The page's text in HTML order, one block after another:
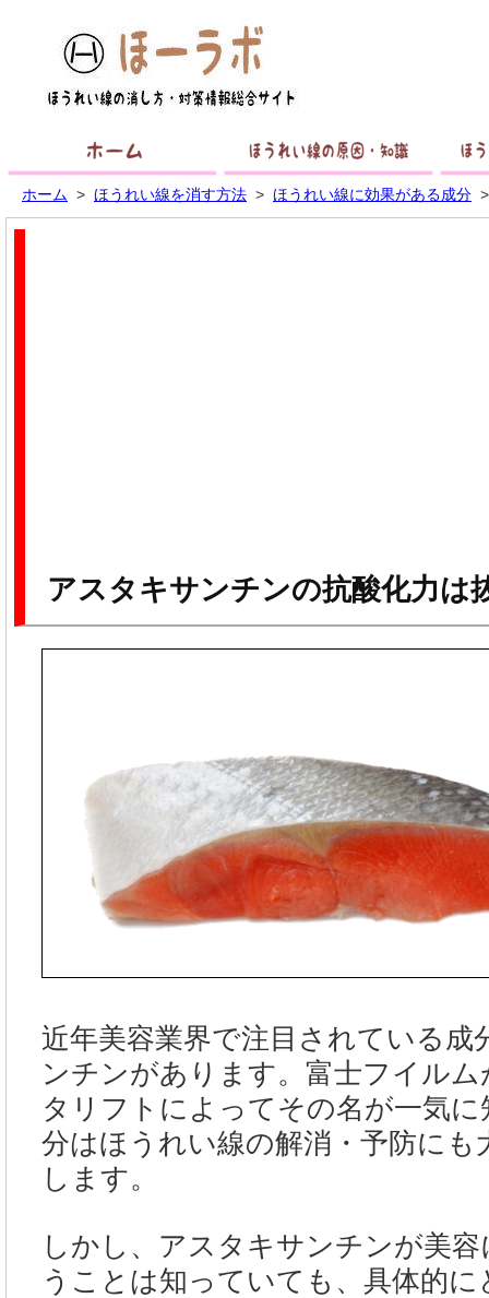
ホーム ほう
ホーム > ほうれい線を消す方法 > ほうれい線に効果がある成分
アスタキサンチンの抗酸化力は
近年美容業界で注目されている成
ンチンがあります。富士フイル
タリフトによってその名が一気
分はほうれい線の解消・予防にも
します。
しかし、アスタキサンチンが美
うことは知っていても、具体的